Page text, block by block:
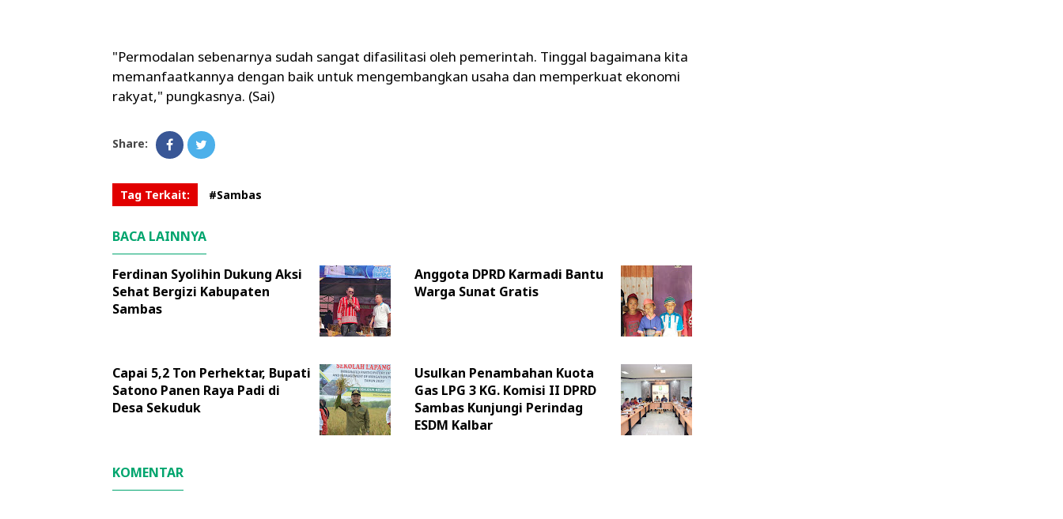
"Permodalan sebenarnya sudah sangat difasilitasi oleh pemerintah. Tinggal bagaimana kita
memanfaatkannya dengan baik untuk mengembangkan usaha dan memperkuat ekonomi
rakyat," pungkasnya. (Sai)
Share:
Tag Terkait: #Sambas
BACA LAINNYA
Ferdinan Syolihin Dukung Aksi
Sehat Bergizi Kabupaten
Sambas
Anggota DPRD Karmadi Bantu
Warga Sunat Gratis
Capai 5,2 Ton Perhektar, Bupati
Satono Panen Raya Padi di
Desa Sekuduk
Usulkan Penambahan Kuota
Gas LPG 3 KG. Komisi II DPRD
Sambas Kunjungi Perindag
ESDM Kalbar
KOMENTAR